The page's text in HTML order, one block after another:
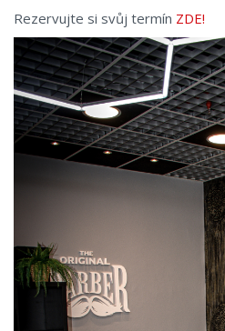
Rezervujte si svůj termín ZDE!